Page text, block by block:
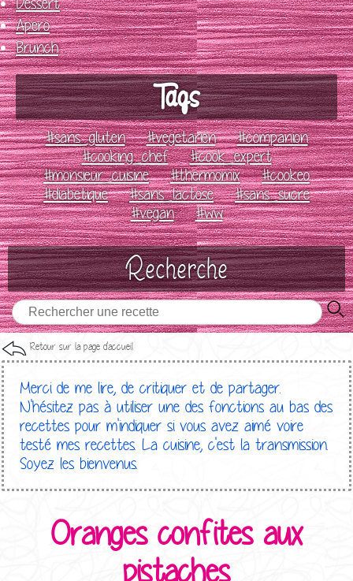
Apero
Brunch
Tags
#sans_gluten #vegetarien
#companion
#cooking_chef
#cook_expert
#monsieur_cuisine
#thermomix
#cookeo
#diabetique
#sans_lactose
#sans_sucre
#vegan
#ww
Recherche
Retour sur la page d'accueil
Merci de me lire, de critiquer et de partager.
N'hésitez pas à utiliser une des fonctions au bas des
recettes pour m'indiquer si vous avez aimé voire
testé mes recettes. La cuisine, c'est la transmission.
Soyez les bienvenus.
Oranges confites aux
pistaches